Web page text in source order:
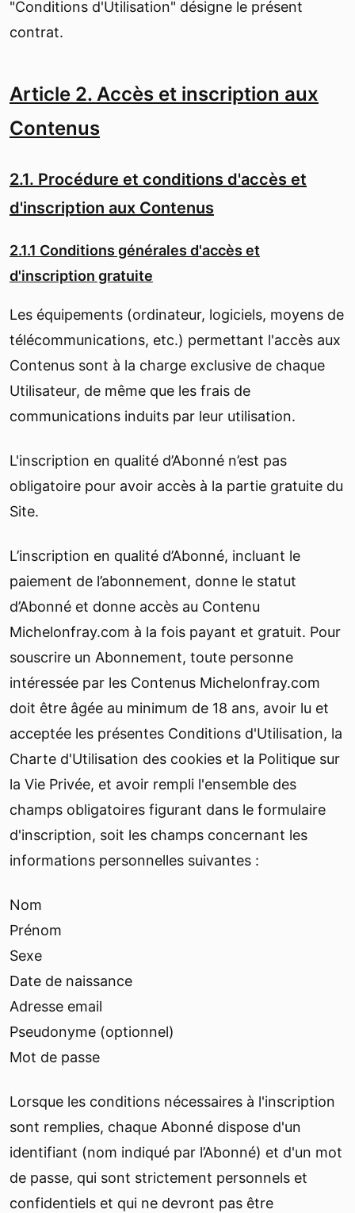
"Conditions d'Utilisation" désigne le présent
contrat.
Article 2. Accès et inscription aux
Contenus
2.1. Procédure et conditions d'accès et
d'inscription aux Contenus
2.1.1 Conditions générales d'accès et
d'inscription gratuite
Les équipements (ordinateur, logiciels, moyens de
télécommunications, etc.) permettant l'accès aux
Contenus sont à la charge exclusive de chaque
Utilisateur, de même que les frais de
communications induits par leur utilisation.
L'inscription en qualité d’Abonné n’est pas
obligatoire pour avoir accès à la partie gratuite du
Site.
L’inscription en qualité d’Abonné, incluant le
paiement de l’abonnement, donne le statut
d’Abonné et donne accès au Contenu
Michelonfray.com à la fois payant et gratuit. Pour
souscrire un Abonnement, toute personne
intéressée par les Contenus Michelonfray.com
doit être âgée au minimum de 18 ans, avoir lu et
acceptée les présentes Conditions d'Utilisation, la
Charte d'Utilisation des cookies et la Politique sur
la Vie Privée, et avoir rempli l'ensemble des
champs obligatoires figurant dans le formulaire
d'inscription, soit les champs concernant les
informations personnelles suivantes :
Nom
Prénom
Sexe
Date de naissance
Adresse email
Pseudonyme (optionnel)
Mot de passe
Lorsque les conditions nécessaires à l'inscription
sont remplies, chaque Abonné dispose d'un
identifiant (nom indiqué par l’Abonné) et d'un mot
de passe, qui sont strictement personnels et
confidentiels et qui ne devront pas être